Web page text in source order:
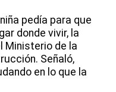
pedía para que
donde vivir, la
Ministerio de la
Señaló,
en lo que la